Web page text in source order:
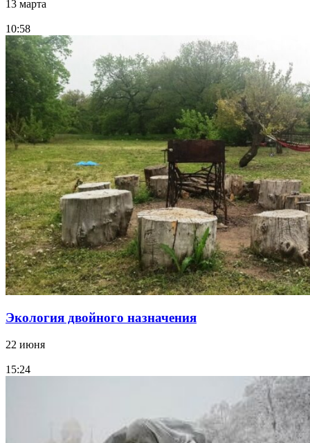
13 марта
10:58
Экология двойного назначения
22 июня
15:24